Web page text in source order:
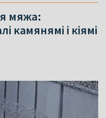
мяжа:
камянямі і кіямі